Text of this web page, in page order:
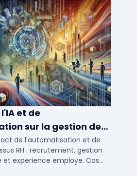
et de
sur la gestion des
de l'automatisation et de
RH : recrutement, gestion
et experience employe. Cas
PME et ETI en 2026.